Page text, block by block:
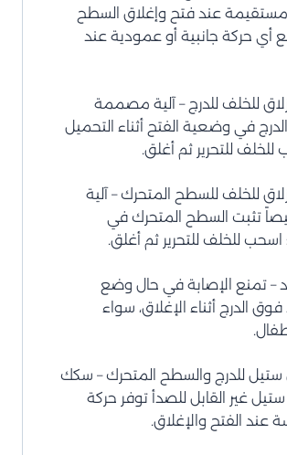
عند فتح وإغلاق السطح
أي حركة جانبية أو عمودية عند
للخلف للدرج – آلية مصممة
في وضعية الفتح أثناء التحميل
للخلف للتحرير ثم أغلق.
للخلف للسطح المتحرك – آلية
تثبت السطح المتحرك في
للخلف للتحرير ثم أغلق.
– تمنع الإصابة في حال وضع
فوق الدرج أثناء الإغلاق، سواء
للدرج والسطح المتحرك – سكك
غير القابل للصدأ توفر حركة
عند الفتح والإغلاق.